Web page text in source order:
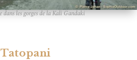
dans les gorges de la Kali Gandaki
Tatopani